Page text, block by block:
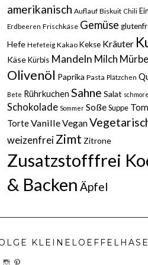
amerikanisch Auflauf Biskuit Chili
Erdbeeren Frischkäse Gemüse
Hefe Hefeteig Kakao Kekse Kräuter
KäseKürbis Mandeln Milch
Olivenöl Paprika Pasta Plätzchen
Bete Rührkuchen Sahne Salat
Schokolade Sommer SoßeSuppe
TorteVanilleVegan
weizenfrei Zimt Zitrone
Zusatzstofffrei
& Backen Äpfel
KLEINELOEFFELHASE
PROFIL